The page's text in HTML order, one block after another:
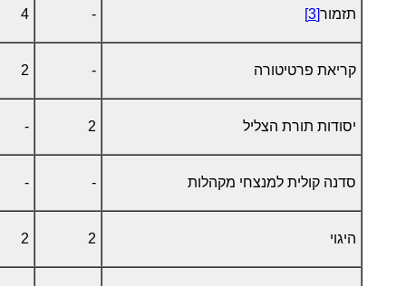
תזמור[3]
-
4
קריאת פרטיטורה -
2
יסודות תורת הצליל 2
-
סדנה קולית למנצחי מקהלות -
-
היגוי 2
2